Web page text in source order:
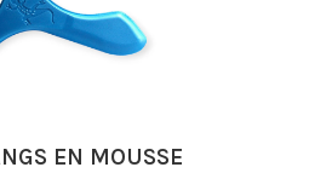
EN MOUSSE